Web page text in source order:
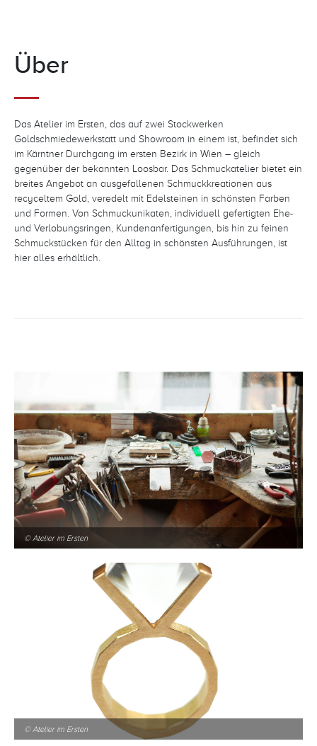
Über
Das Atelier im Ersten, das auf zwei Stockwerken
Goldschmiedewerkstatt und Showroom in einem ist, befindet sich
im Kärntner Durchgang im ersten Bezirk in Wien – gleich
gegenüber der bekannten Loosbar. Das Schmuckatelier bietet ein
breites Angebot an ausgefallenen Schmuckkreationen aus
recyceltem Gold, veredelt mit Edelsteinen in schönsten Farben
und Formen. Von Schmuckunikaten, individuell gefertigten Ehe-
und Verlobungsringen, Kundenanfertigungen, bis hin zu feinen
Schmuckstücken für den Alltag in schönsten Ausführungen, ist
hier alles erhältlich.
© Atelier im Ersten
© Atelier im Ersten